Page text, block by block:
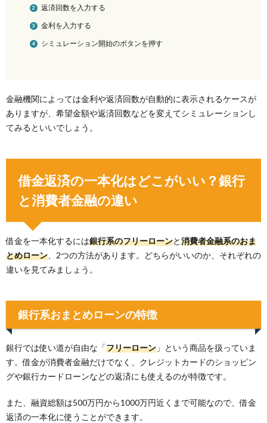
返済回数を入力する
金利を入力する
シミュレーション開始のボタンを押す
金融機関によっては金利や返済回数が自動的に表示されるケースが
ありますが、希望金額や返済回数などを変えてシミュレーションし
てみるといいでしょう。
借金返済の一本化はどこがいい？銀行
と消費者金融の違い
借金を一本化するには銀行系のフリーローンと消費者金融系のおま
とめローン 、2つの方法があります。どちらがいいのか、それぞれの
違いを見てみましょう。
銀行系おまとめローンの特徴
銀行では使い道が自由な「フリーローン 」という商品を扱っていま
す。借金が消費者金融だけでなく、クレジットカードのショッピン
グや銀行カードローンなどの返済にも使えるのが特徴です。
また、融資総額は500万円から1000万円近くまで可能なので、借金
返済の一本化に使うことができます。